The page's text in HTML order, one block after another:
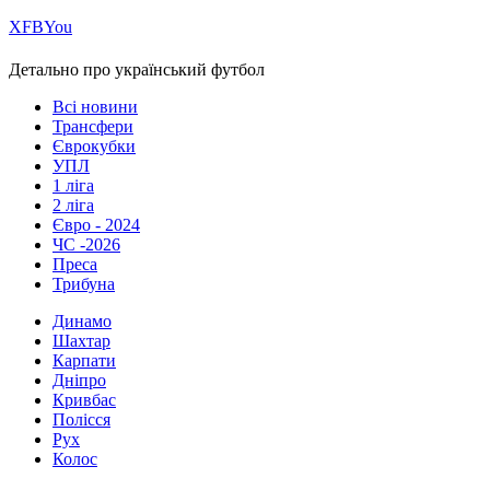
ХFBYou
Детально про український футбол
Всі новини
Трансфери
Єврокубки
УПЛ
1 ліга
2 ліга
Євро - 2024
ЧС -2026
Преса
Трибуна
Динамо
Шахтар
Карпати
Дніпро
Кривбас
Полісся
Рух
Колос